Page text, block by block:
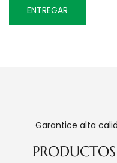
Garantice alta
PRODUCTOS